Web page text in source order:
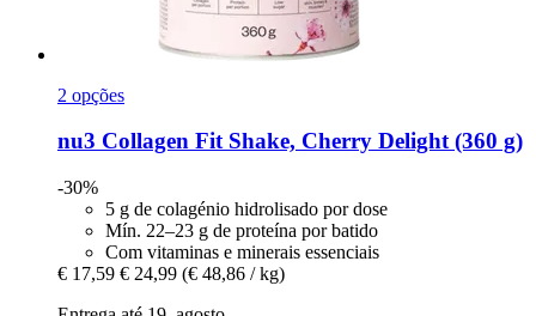
2 opções
nu3 Collagen Fit Shake, Cherry Delight (360 g)
-30%
5 g de colagénio hidrolisado por dose
Mín. 22–23 g de proteína por batido
Com vitaminas e minerais essenciais
€ 17,59 € 24,99 (€ 48,86 / kg)